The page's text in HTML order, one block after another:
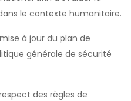
le contexte humanitaire.
à jour du plan de
générale de sécurité
des règles de